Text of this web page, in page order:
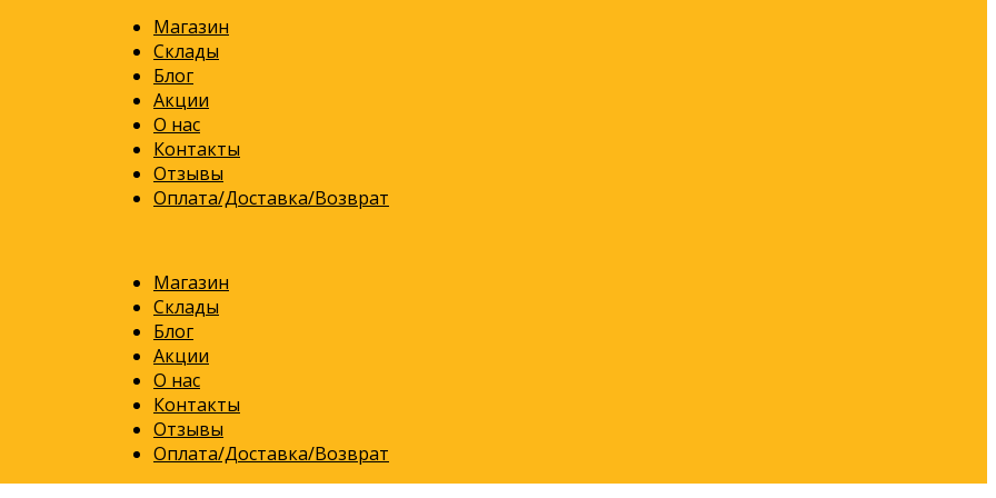
Магазин
Склады
Блог
Акции
О нас
Контакты
Отзывы
Оплата/Доставка/Возврат
Магазин
Склады
Блог
Акции
О нас
Контакты
Отзывы
Оплата/Доставка/Возврат